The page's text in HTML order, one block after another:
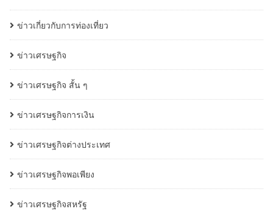
ข่าวเกี่ยวกับการท่องเที่ยว
ข่าวเศรษฐกิจ
ข่าวเศรษฐกิจ สั้น ๆ
ข่าวเศรษฐกิจการเงิน
ข่าวเศรษฐกิจต่างประเทศ
ข่าวเศรษฐกิจพอเพียง
ข่าวเศรษฐกิจสหรัฐ